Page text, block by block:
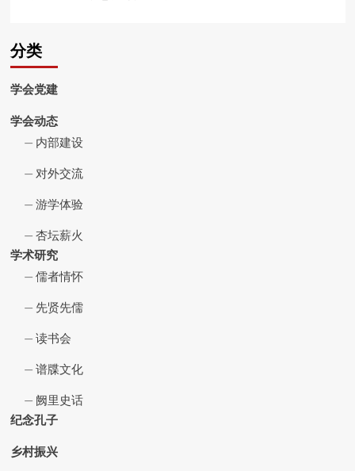
分类
学会党建
学会动态
内部建设
对外交流
游学体验
杏坛薪火
学术研究
儒者情怀
先贤先儒
读书会
谱牒文化
阙里史话
纪念孔子
乡村振兴